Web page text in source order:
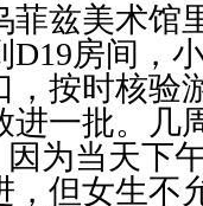
菲兹美术馆
D19房间，
，按时核验
进一批。几
为当天下
，但女生不